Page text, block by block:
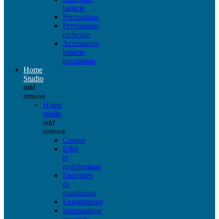
batterie
Percussions
Percussions
orchestre
Accessoires
batterie
percussion
Home
Studio
add
remove
Home
studio
add
remove
Casque
Effet
et
peripherique
Enceintes
de
monitoring
Enregistreurs
Informatique